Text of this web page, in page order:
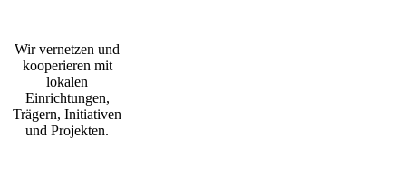
Wir vernetzen und
kooperieren mit
lokalen
Einrichtungen,
Trägern, Initiativen
und Projekten.